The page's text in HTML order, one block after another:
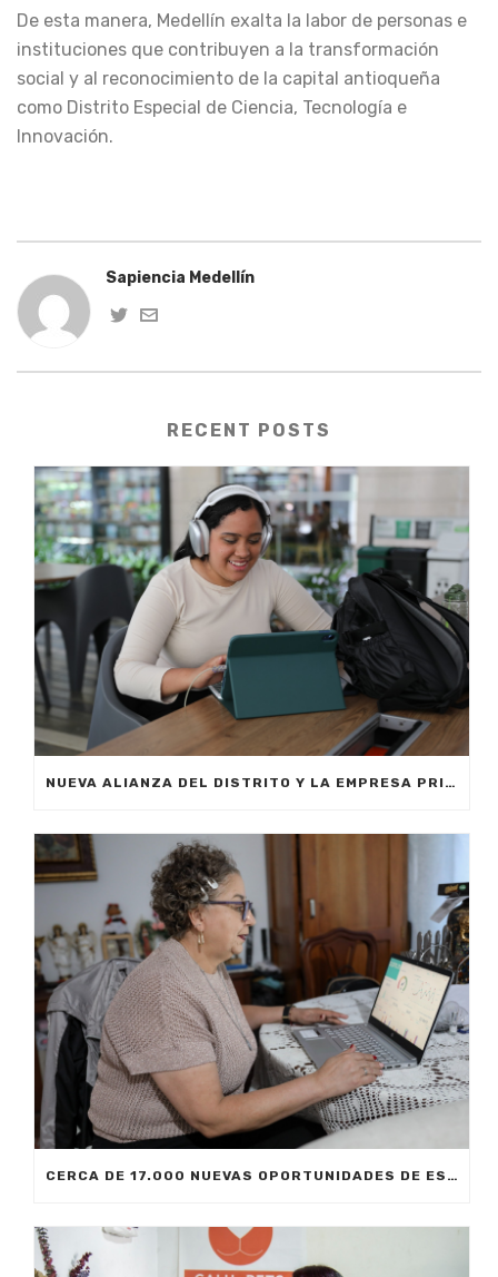
De esta manera, Medellín exalta la labor de personas e
instituciones que contribuyen a la transformación
social y al reconocimiento de la capital antioqueña
como Distrito Especial de Ciencia, Tecnología e
Innovación.
Sapiencia Medellín
RECENT POSTS
NUEVA ALIANZA DEL DISTRITO Y LA EMPRESA PRIVADA PERMITIRÁ FORMAR A CIUDADANOS DE MEDELLÍN EN INTELIGENCIA ARTIFICIAL APLICADA A LOS NEGOCIOS
CERCA DE 17.000 NUEVAS OPORTUNIDADES DE ESTUDIO SIN COSTO PARA MEDELLÍN